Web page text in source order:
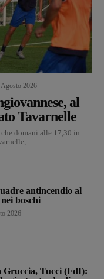
Agosto 2026
al
Tavarnelle
domani alle 17,30 in
antincendio al
boschi
2026
Gruccia, Tucci (FdI):